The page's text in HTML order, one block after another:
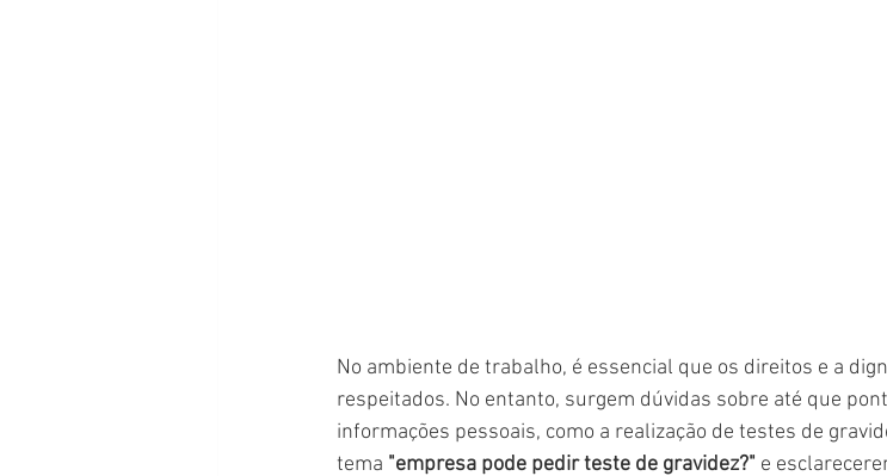
No ambiente de trabalho, é essencial que os direitos e a
respeitados. No entanto, surgem dúvidas sobre até que
informações pessoais, como a realização de testes de
tema "empresa pode pedir teste de gravidez?" e